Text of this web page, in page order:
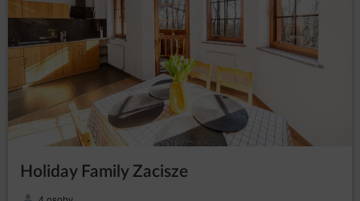
Holiday Family Zacisze